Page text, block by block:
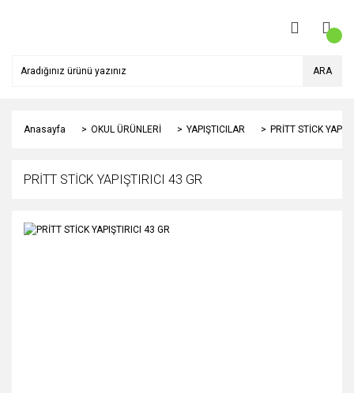
ARA
Anasayfa OKUL ÜRÜNLERİ YAPIŞTICILAR PRİTT STİCK
PRİTT STİCK YAPIŞTIRICI 43 GR